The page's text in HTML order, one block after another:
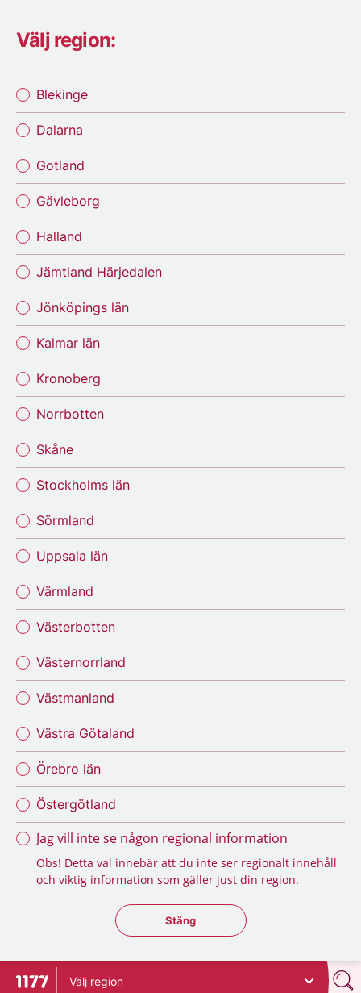
Välj region:
Blekinge
Dalarna
Gotland
Gävleborg
Halland
Jämtland Härjedalen
Jönköpings län
Kalmar län
Kronoberg
Norrbotten
Skåne
Stockholms län
Sörmland
Uppsala län
Värmland
Västerbotten
Västernorrland
Västmanland
Västra Götaland
Örebro län
Östergötland
Jag vill inte se någon regional information
Obs! Detta val innebär att du inte ser regionalt innehåll
och viktig information som gäller just din region.
Stäng regionsväljaren
Stäng
Till startsidan för 1177
Välj region